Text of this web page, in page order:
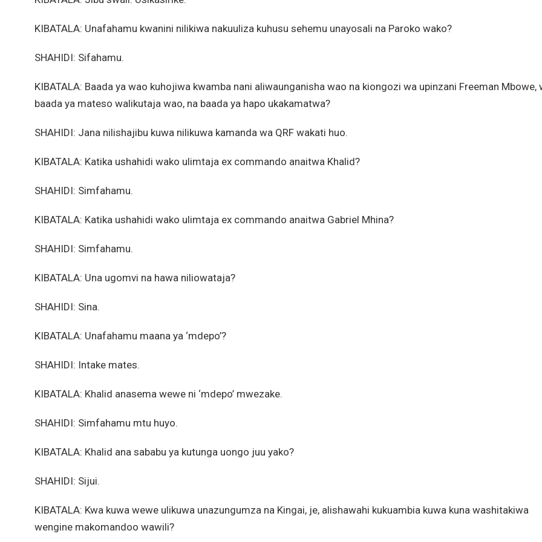
KIBATALA: Unafahamu kwanini nilikiwa nakuuliza kuhusu sehemu unayosali na Paroko wako?
SHAHIDI: Sifahamu.
KIBATALA: Baada ya wao kuhojiwa kwamba nani aliwaunganisha wao na kiongozi wa upinzani Freeman Mbowe,
baada ya mateso walikutaja wao, na baada ya hapo ukakamatwa?
SHAHIDI: Jana nilishajibu kuwa nilikuwa kamanda wa QRF wakati huo.
KIBATALA: Katika ushahidi wako ulimtaja ex commando anaitwa Khalid?
SHAHIDI: Simfahamu.
KIBATALA: Katika ushahidi wako ulimtaja ex commando anaitwa Gabriel Mhina?
SHAHIDI: Simfahamu.
KIBATALA: Una ugomvi na hawa niliowataja?
SHAHIDI: Sina.
KIBATALA: Unafahamu maana ya ‘mdepo’?
SHAHIDI: Intake mates.
KIBATALA: Khalid anasema wewe ni ‘mdepo’ mwezake.
SHAHIDI: Simfahamu mtu huyo.
KIBATALA: Khalid ana sababu ya kutunga uongo juu yako?
SHAHIDI: Sijui.
KIBATALA: Kwa kuwa wewe ulikuwa unazungumza na Kingai, je, alishawahi kukuambia kuwa kuna washitakiwa
wengine makomandoo wawili?